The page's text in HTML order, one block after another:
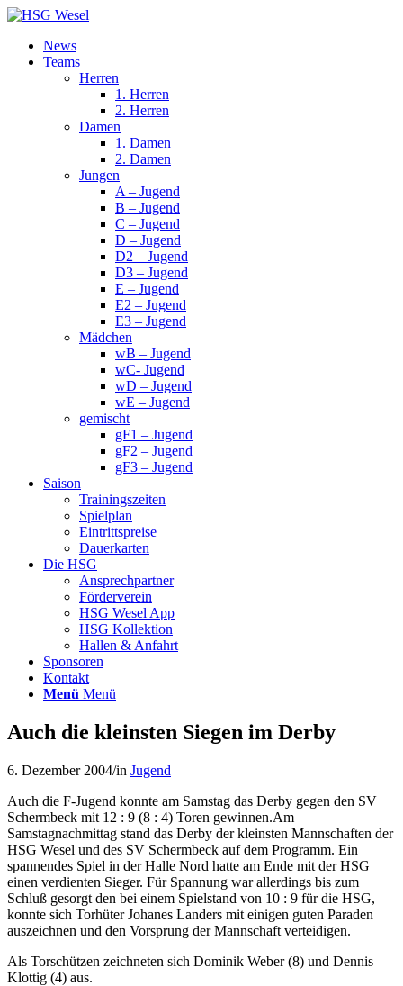
News
Teams
Herren
1. Herren
2. Herren
Damen
1. Damen
2. Damen
Jungen
A – Jugend
B – Jugend
C – Jugend
D – Jugend
D2 – Jugend
D3 – Jugend
E – Jugend
E2 – Jugend
E3 – Jugend
Mädchen
wB – Jugend
wC- Jugend
wD – Jugend
wE – Jugend
gemischt
gF1 – Jugend
gF2 – Jugend
gF3 – Jugend
Saison
Trainingszeiten
Spielplan
Eintrittspreise
Dauerkarten
Die HSG
Ansprechpartner
Förderverein
HSG Wesel App
HSG Kollektion
Hallen & Anfahrt
Sponsoren
Kontakt
Menü Menü
Auch die kleinsten Siegen im Derby
6. Dezember 2004/in Jugend
Auch die F-Jugend konnte am Samstag das Derby gegen den SV
Schermbeck mit 12 : 9 (8 : 4) Toren gewinnen.Am
Samstagnachmittag stand das Derby der kleinsten Mannschaften der
HSG Wesel und des SV Schermbeck auf dem Programm. Ein
spannendes Spiel in der Halle Nord hatte am Ende mit der HSG
einen verdienten Sieger. Für Spannung war allerdings bis zum
Schluß gesorgt den bei einem Spielstand von 10 : 9 für die HSG,
konnte sich Torhüter Johanes Landers mit einigen guten Paraden
auszeichnen und den Vorsprung der Mannschaft verteidigen.
Als Torschützen zeichneten sich Dominik Weber (8) und Dennis
Klottig (4) aus.